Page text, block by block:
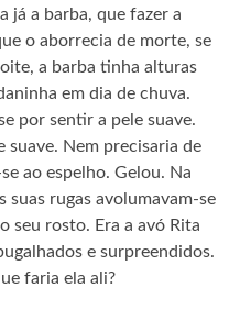
já a barba, que fazer a
o aborrecia de morte, se
a barba tinha alturas
em dia de chuva.
por sentir a pele suave.
suave. Nem precisaria de
ao espelho. Gelou. Na
suas rugas avolumavam-se
seu rosto. Era a avó Rita
e surpreendidos.
faria ela ali?